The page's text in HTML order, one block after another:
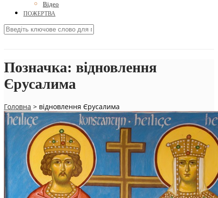
Відео
ПОЖЕРТВА
Позначка: відновлення
Єрусалима
Головна > відновлення Єрусалима